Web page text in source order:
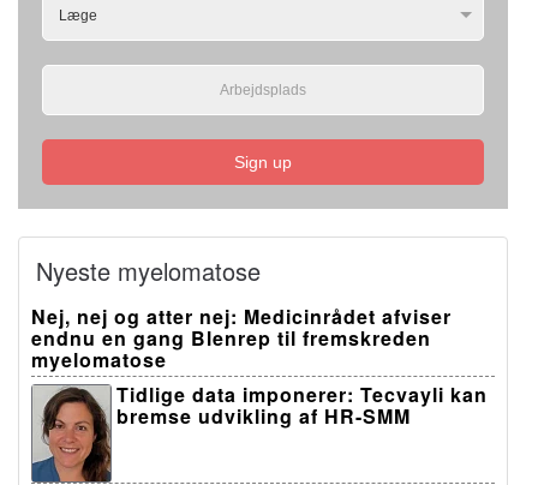
Sign up
Nyeste myelomatose
Nej, nej og atter nej: Medicinrådet afviser
endnu en gang Blenrep til fremskreden
myelomatose
Tidlige data imponerer: Tecvayli kan
bremse udvikling af HR-SMM